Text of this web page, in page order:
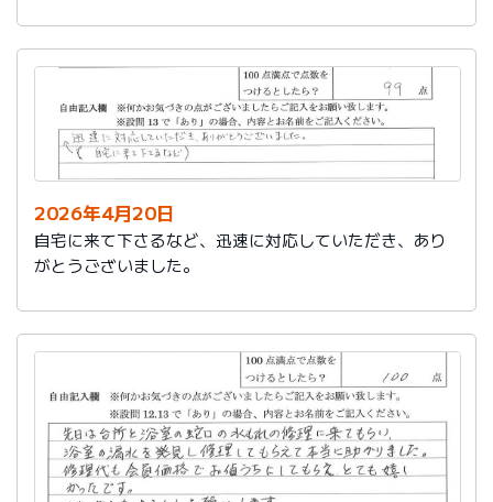
2026年4月20日
自宅に来て下さるなど、迅速に対応していただき、あり
がとうございました。